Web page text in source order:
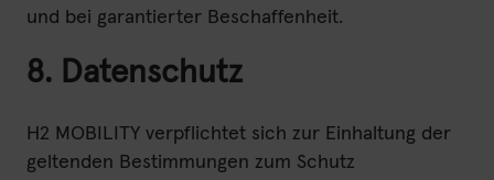
und bei garantierter Beschaffenheit.
8. Datenschutz
H2 MOBILITY verpflichtet sich zur Einhaltung der
geltenden Bestimmungen zum Schutz